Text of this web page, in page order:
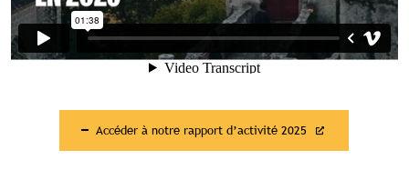
Accéder à notre rapport d’activité 2025